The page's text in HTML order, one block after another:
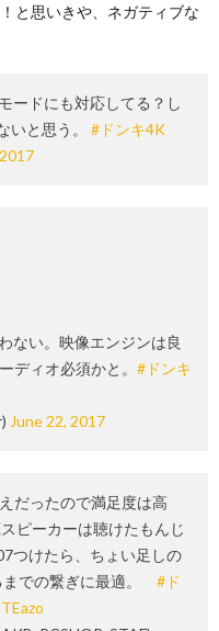
と思いきや、ネガティブな
ードにも対応してる？し
いと思う。 #ドンキ4K
ない。映像エンジンは良
ディオ必須かと。 #ドンキ
June 22, 2017
だったので満足度は高
ピーカーは聴けたもんじ
つけたら、ちょい足しの
までの繋ぎに最適。 #ド